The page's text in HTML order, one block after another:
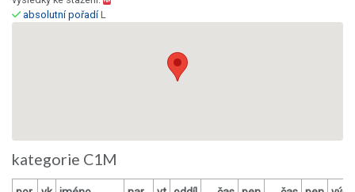
absolutní pořadíL
kategorie C1M